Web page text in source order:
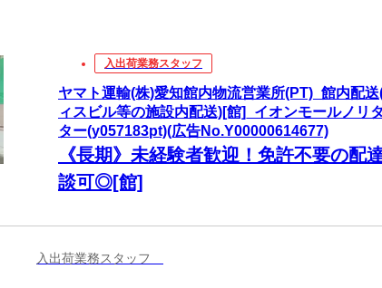
入出荷業務スタッフ
ヤマト運輸(株)愛知館内物流営業所(PT)_館内配
ィスビル等の施設内配送)[館]_イオンモールノリ
ター(y057183pt)(広告No.Y00000614677)
《長期》未経験者歓迎！免許不要の配
談可◎[館]
入出荷業務スタッフ